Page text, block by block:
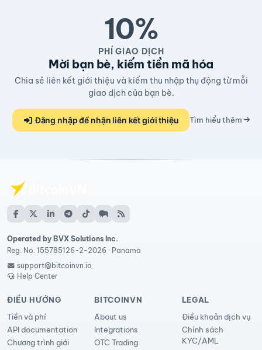
10%
PHÍ GIAO DỊCH
Mời bạn bè, kiếm tiền mã hóa
Chia sẻ liên kết giới thiệu và kiếm thu nhập thụ động từ mỗi
giao dịch của bạn bè.
Đăng nhập để nhận liên kết giới thiệu Tìm hiểu thêm
Operated by BVX Solutions Inc.
Reg. No. 155785126-2-2026 · Panama
support@bitcoinvn.io
Help Center
ĐIỀU HƯỚNG
Tiền và phí
API documentation
Chương trình giới
BITCOINVN
About us
Integrations
OTC Trading
LEGAL
Điều khoản dịch vụ
Chính sách
KYC/AML